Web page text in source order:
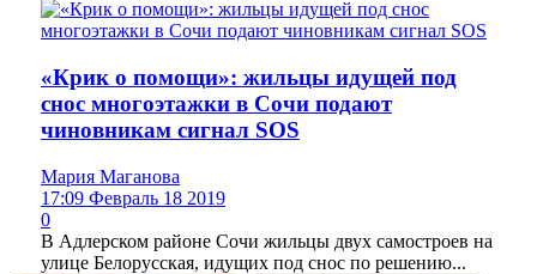
«Крик о помощи»: жильцы идущей под
снос многоэтажки в Сочи подают
чиновникам сигнал SOS
Мария Маганова
17:09 Февраль 18 2019
0
В Адлерском районе Сочи жильцы двух самостроев на
улице Белорусская, идущих под снос по решению...